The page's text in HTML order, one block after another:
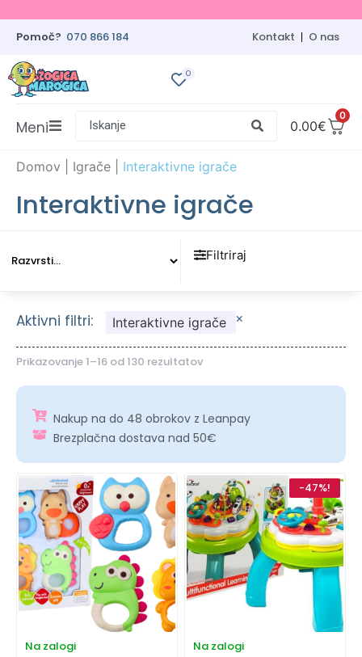
Pomoč? 070 866 184 Kontakt O nas
0
0
0.00€
Iskanje
Meni
Domov Igrače Interaktivne igrače
Interaktivne igrače
Filtriraj
Prikazovanje 1–16 od 130 rezultatov
Aktivni filtri: Interaktivne igrače ×
Nakup na do 48 obrokov z Leanpay
Brezplačna dostava nad 50€
Na zalogi
-47%!
Na zalogi